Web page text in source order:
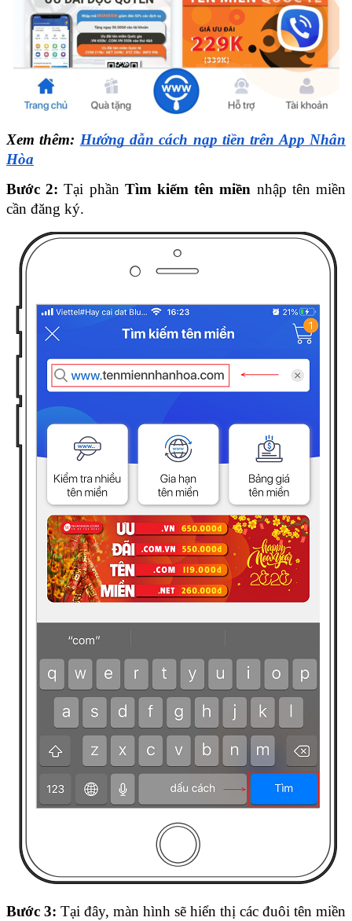
Xem thêm: Hướng dẫn cách nạp tiền trên App Nhân
Hòa
Bước 2: Tại phần Tìm kiếm tên miền nhập tên miền
cần đăng ký.
Bước 3: Tại đây, màn hình sẽ hiển thị các đuôi tên miền